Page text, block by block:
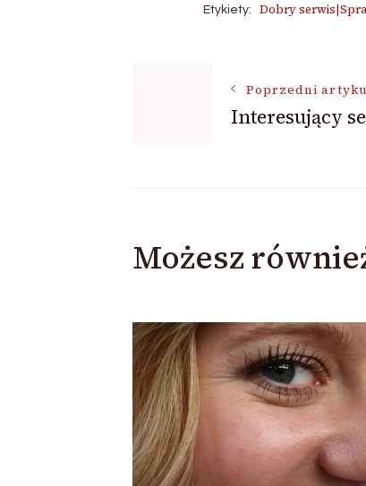
Etykiety: Dobry
Nawigacja
Poprzedni
Interesujący
Możesz